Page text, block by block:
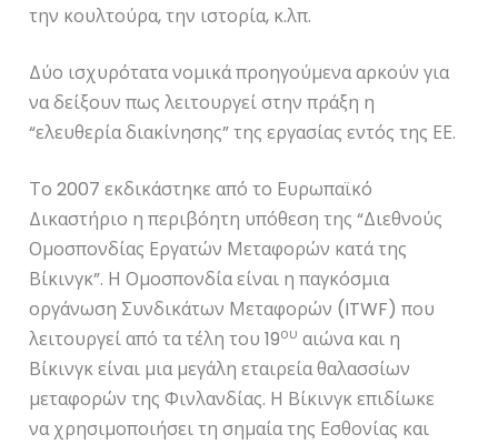
την κουλτούρα, την ιστορία, κ.λπ.
Δύο ισχυρότατα νομικά προηγούμενα αρκούν για
να δείξουν πως λειτουργεί στην πράξη η
“ελευθερία διακίνησης” της εργασίας εντός της ΕΕ.
Το 2007 εκδικάστηκε από το Ευρωπαϊκό
Δικαστήριο η περιβόητη υπόθεση της “Διεθνούς
Ομοσπονδίας Εργατών Μεταφορών κατά της
Βίκινγκ”. Η Ομοσπονδία είναι η παγκόσμια
οργάνωση Συνδικάτων Μεταφορών (ITWF) που
λειτουργεί από τα τέλη του 19ου αιώνα και η
Βίκινγκ είναι μια μεγάλη εταιρεία θαλασσίων
μεταφορών της Φινλανδίας. Η Βίκινγκ επιδίωκε
να χρησιμοποιήσει τη σημαία της Εσθονίας και